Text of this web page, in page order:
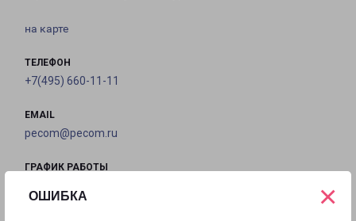
ОШИБКА ×
на карте
ТЕЛЕФОН
+7(495) 660-11-11
EMAIL
pecom@pecom.ru
ГРАФИК РАБОТЫ